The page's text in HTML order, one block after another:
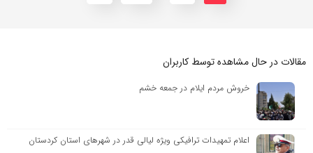
مقالات در حال مشاهده توسط کاربران
خروش مردم ایلام در جمعه خشم
اعلام تمهیدات ترافیکی ویژه لیالی قدر در شهرهای استان کردستان